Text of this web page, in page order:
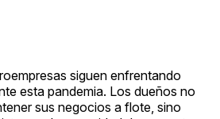
siguen enfrentando
esta pandemia. Los dueños no
sus negocios a flote, sino